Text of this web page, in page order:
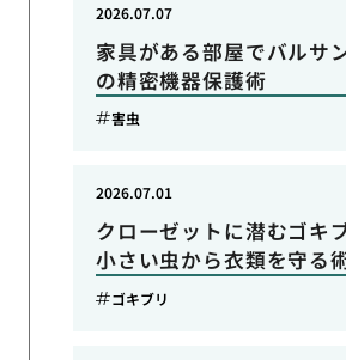
家具がある部屋でバルサ
の精密機器保護術
2026.07.07
害虫
クローゼットに潜むゴキ
小さい虫から衣類を守る
2026.07.01
ゴキブリ